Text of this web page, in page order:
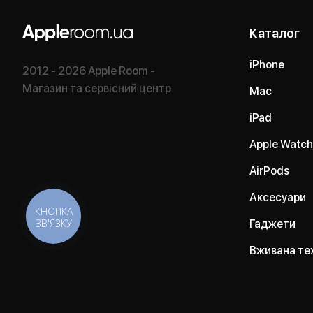
2012 - 2026 Apple Room -
Магазин та сервісний центр
Каталог
iPhone
Mac
iPad
Apple Watch
AirPods
Аксесуари
Гаджети
Вживана
КНОПКА
ЗВ'ЯЗКУ